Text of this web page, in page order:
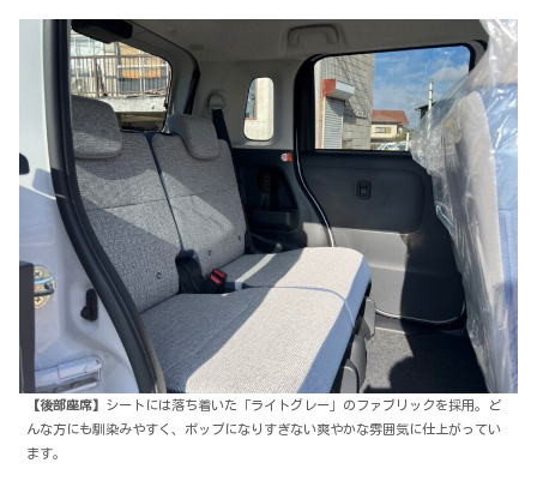
【後部座席】 シートには落ち着いた「ライトグレー」のファブリックを採用。ど
んな方にも馴染みやすく、ポップになりすぎない爽やかな雰囲気に仕上がってい
ます。